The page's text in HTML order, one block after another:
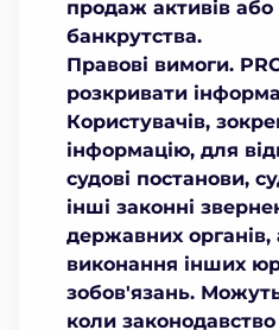
продаж активів або
банкрутства.
Правові вимоги.
розкривати
Користувачів,
інформацію, для
судові постанови,
інші законні
державних
виконання інших
зобов'язань.
коли